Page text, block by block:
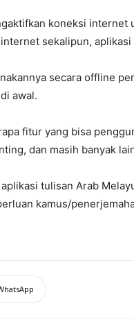
koneksi internet
sekalipun,
secara offline
awal.
fitur yang bisa
dan masih banyak
tulisan Arab
kamus/